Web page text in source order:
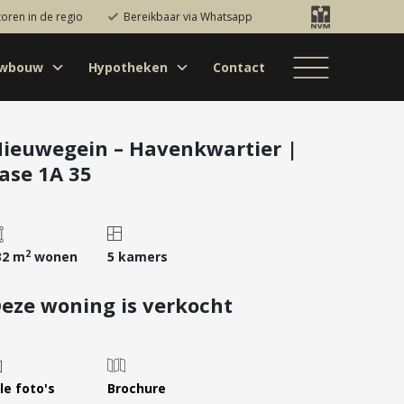
Projectontwikkelaars
in de regio Bereikbaar via Whatsapp
Bestaande bouw
Nieuwbouw
Bedrijfsaanbod
Internationaal
Nieuwbouw
Hypotheken
oversluiten
Starterslening
Financiële check
hypotheek
Contact
– Havenkwartier |
1A 35
m2 wonen 5 kamers
woning is verkocht
foto's Brochure